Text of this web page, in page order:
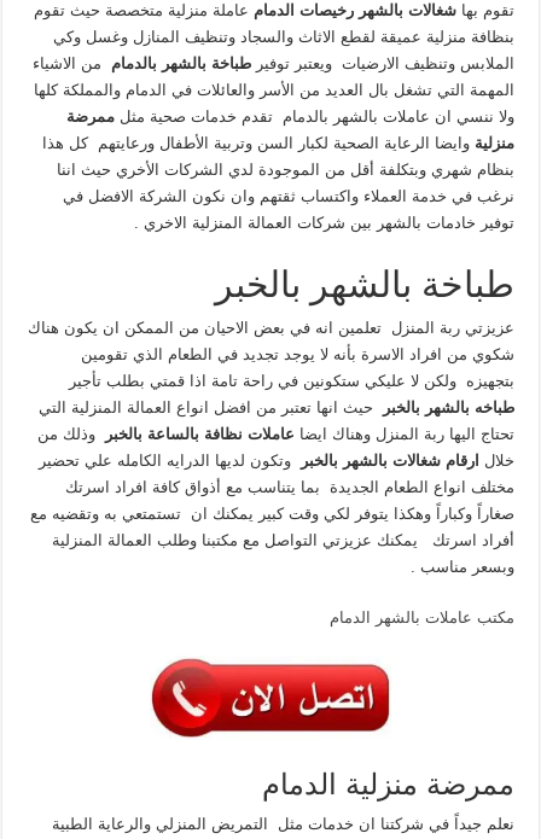
تقوم بهاشغالات بالشهر رخيصات الدمام عاملة منزلية متخصصة حيث تقوم
بنظافة منزلية عميقة لقطع الاثاث والسجاد وتنظيف المنازل وغسل وكي
الملابس وتنظيف الارضيات ويعتبر توفيرطباخة بالشهر بالدمام من الاشياء
المهمة التي تشغل بال العديد من الأسر والعائلات في الدمام والمملكة كلها
ولا ننسي ان عاملات بالشهر بالدمام تقدم خدمات صحية مثلممرضة
منزلية وايضا الرعاية الصحية لكبار السن وتربية الأطفال ورعايتهم كل هذا
بنظام شهري وبتكلفة أقل من الموجودة لدي الشركات الأخري حيث اننا
نرغب في خدمة العملاء واكتساب ثقتهم وان نكون الشركة الافضل في
توفير خادمات بالشهر بين شركات العمالة المنزلية الاخري .
طباخة بالشهر بالخبر
عزيزتي ربة المنزل تعلمين انه في بعض الاحيان من الممكن ان يكون هناك
شكوي من افراد الاسرة بأنه لا يوجد تجديد في الطعام الذي تقومين
بتجهيزه ولكن لا عليكي ستكونين في راحة تامة اذا قمتي بطلب تأجير
طباخه بالشهر بالخبر
حيث انها تعتبر من افضل انواع العمالة المنزلية التي
تحتاج اليها ربة المنزل وهناك ايضا عاملات نظافة بالساعة بالخبر
وذلك من
خلال ارقام شغالات بالشهر بالخبر
وتكون لديها الدرايه الكامله علي تحضير
مختلف انواع الطعام الجديدة بما يتناسب مع أذواق كافة افراد اسرتك
صغاراً وكباراً وهكذا يتوفر لكي وقت كبير يمكنك ان تستمتعي به وتقضيه مع
أفراد اسرتك يمكنك عزيزتي التواصل مع مكتبنا وطلب العمالة المنزلية
وبسعر مناسب .
مكتب عاملات بالشهر الدمام
ممرضة منزلية الدمام
نعلم جيداً في شركتنا ان خدمات مثل التمريض المنزلي والرعاية الطبية